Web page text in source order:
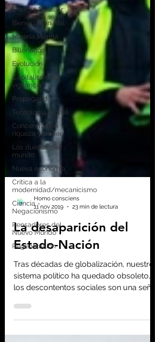
Energía Nuclear
Bienestar animal
Minería Marina
Billonarios
Evolución
Capitalismo de
vigilancia
Propaganda
Tecnología digital
Concentración
riqueza y poder
Los dueños del
mundo
Nueva economía
Crítica a la
modernidad/mecanicismo
Ciencia -
Negacionismo
Pensadores del
Nuevo Mundo
Regeneración
Homo consciens
11 nov 2019
23 min de lectura
La desaparición del
Estado-Nación
Tras décadas de globalización, nuestro
sistema político ha quedado obsoleto, y